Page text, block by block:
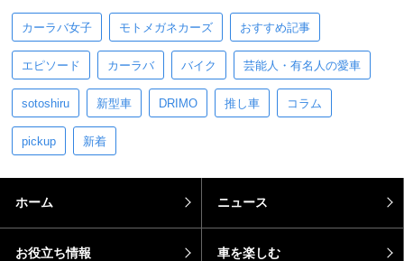
カーラバ女子 モトメガネカーズ おすすめ記事
エピソード カーラバ バイク 芸能人・有名人の愛車
sotoshiru 新型車 DRIMO 推し車 コラム
pickup 新着
ホーム ニュース
お役立ち情報 車を楽しむ